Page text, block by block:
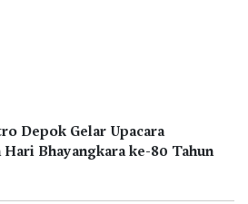
Depok Gelar Upacara
Hari Bhayangkara ke-80 Tahun